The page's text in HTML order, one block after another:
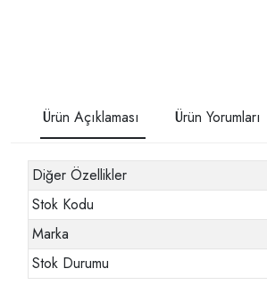
Ürün Açıklaması Ürün Yorumları
Diğer Özellikler
Stok Kodu
Marka
Stok Durumu